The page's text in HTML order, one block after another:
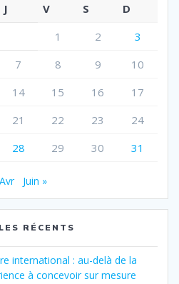
J V S
D
1
2
3
7 8 9
10
14 15 16
17
21 22 23
24
28 29 30 31
Juin »
RÉCENTS
international : au-delà de la
à concevoir sur mesure